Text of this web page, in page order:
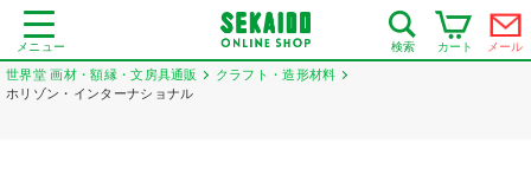
メニュー 検索 カート メール
世界堂 画材・額縁・文房具通販
クラフト・造形材料
ホリゾン・インターナショナル